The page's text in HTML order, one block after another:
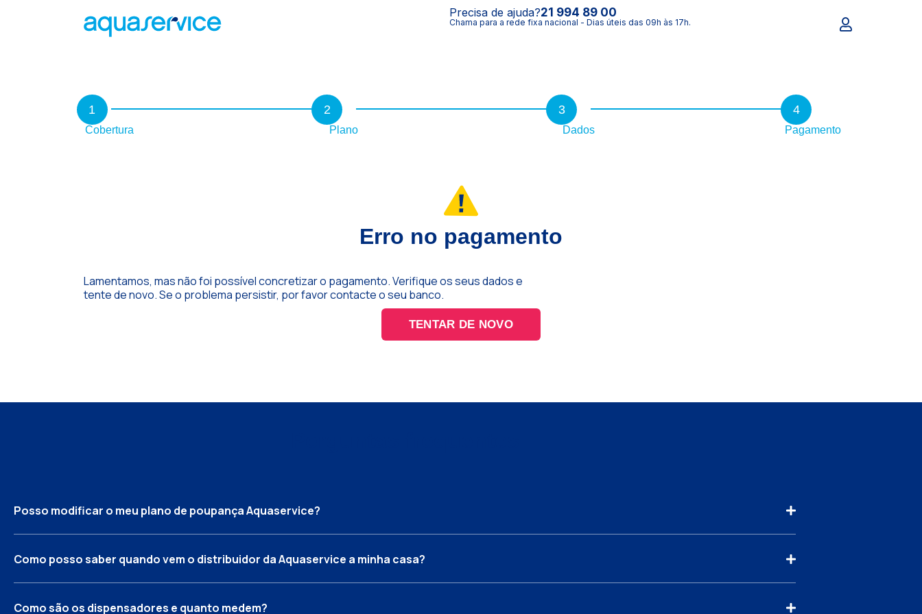
Precisa de ajuda?21 994 89 00
Chama para a rede fixa nacional - Dias úteis das 09h às 17h.
1
Cobertura
2
Plano
3
Dados
4
Pagamento
Erro no pagamento
Lamentamos, mas não foi possível concretizar o pagamento. Verifique os seus dados e
tente de novo. Se o problema persistir, por favor contacte o seu banco.
TENTAR DE NOVO
Posso modificar o meu plano de poupança Aquaservice?
Como posso saber quando vem o distribuidor da Aquaservice a minha casa?
Como são os dispensadores e quanto medem?